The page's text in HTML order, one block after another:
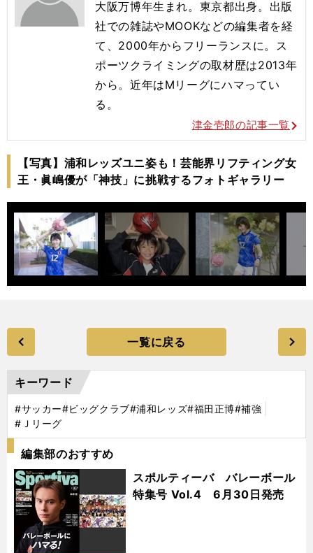
大阪万博年生まれ。東京都出身。出版
社での雑誌やMOOKなどの編集者を経
て、2000年からフリーランスに。ス
ポーツクライミングの取材歴は2013年
から。近年はMリーグにハマってい
る。
津金壱郎の記事一覧
【写真】浦和レッズユニ姿も！芸能界リフティング女
王・眞嶋優が「神技」に挑戦するフォトギャラリー
一覧に戻る
キーワード
#サッカー#ビッグクラブ#浦和レッズ#福田正博#補強
#Ｊリーグ
編集部のおすすめ
スポルティーバ バレーボール
特集号 Vol.4 6月30日発売